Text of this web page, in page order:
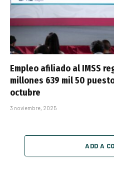
Empleo afiliado al IMSS
millones 639 mil 50
octubre
3 noviembre, 2025
ADD A